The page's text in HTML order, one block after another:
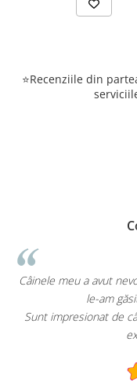
⭐Recenziile din
Câinele meu a avut
le-am
Sunt impresionat de